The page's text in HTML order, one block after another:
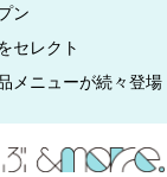
ン
セレクト
メニューが続々登場